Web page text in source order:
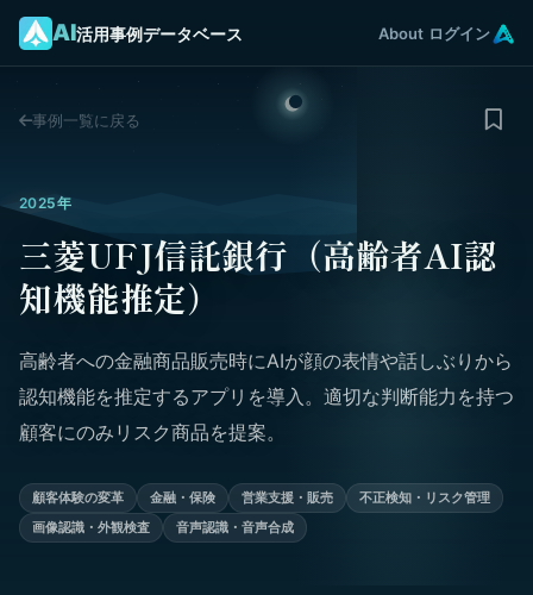
AI活用事例データベース About ログイン
事例一覧に戻る
2025年
三菱UFJ信託銀行（高齢者AI認
知機能推定）
高齢者への金融商品販売時にAIが顔の表情や話しぶりから
認知機能を推定するアプリを導入。適切な判断能力を持つ
顧客にのみリスク商品を提案。
顧客体験の変革 金融・保険 営業支援・販売
不正検知・リスク管理
画像認識・外観検査
音声認識・音声合成